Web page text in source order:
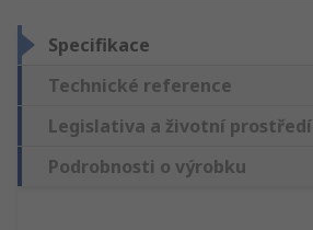
Specifikace
Technické reference
Legislativa a životní prostředí
Podrobnosti o výrobku